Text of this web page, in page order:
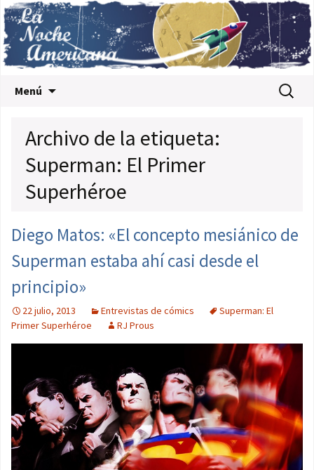
Menú Buscar:
Archivo de la etiqueta:
Superman: El Primer
Superhéroe
Diego Matos: «El concepto mesiánico de
Superman estaba ahí casi desde el
principio»
22 julio, 2013 Entrevistas de cómics
Superman: El
Primer Superhéroe
RJ Prous